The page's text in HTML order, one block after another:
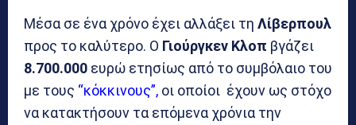
Μέσα σε ένα χρόνο έχει αλλάξει τη Λίβερπουλ
προς το καλύτερο. Ο Γιούργκεν Κλοπ βγάζει
8.700.000 ευρώ ετησίως από το συμβόλαιο του
με τους “κόκκινους”, οι οποίοι έχουν ως στόχο
να κατακτήσουν τα επόμενα χρόνια την